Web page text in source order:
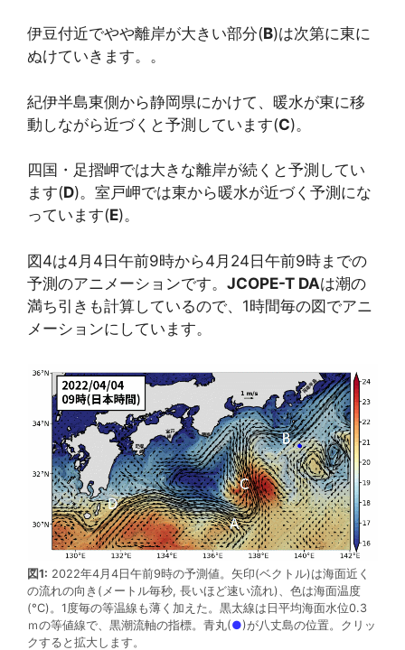
伊豆付近でやや離岸が大きい部分(B)は次第に東に
ぬけていきます。。
紀伊半島東側から静岡県にかけて、暖水が東に移
動しながら近づくと予測しています(C)。
四国・足摺岬では大きな離岸が続くと予測してい
ます(D)。室戸岬では東から暖水が近づく予測にな
っています(E)。
図4は4月4日午前9時から4月24日午前9時までの
予測のアニメーションです。 JCOPE-T DAは潮の
満ち引きも計算しているので、1時間毎の図でアニ
メーションにしています。
図1: 2022年4月4日午前9時の予測値。矢印(ベクトル)は海面近く
の流れの向き(メートル毎秒, 長いほど速い流れ)、色は海面温度
(°C)。1度毎の等温線も薄く加えた。黒太線は日平均海面水位0.3
ｍの等値線で、黒潮流軸の指標。青丸(●)が八丈島の位置。クリッ
クすると拡大します。